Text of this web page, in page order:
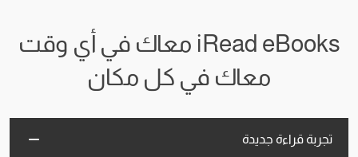
iRead eBooks معاك في أي وقت
معاك في كل مكان
تجربة قراءة جديدة